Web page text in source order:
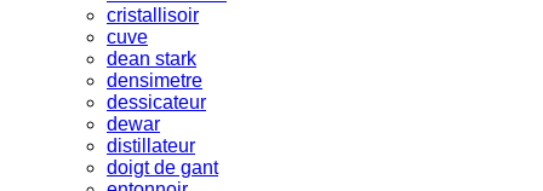
cristallisoir
cuve
dean stark
densimetre
dessicateur
dewar
distillateur
doigt de gant